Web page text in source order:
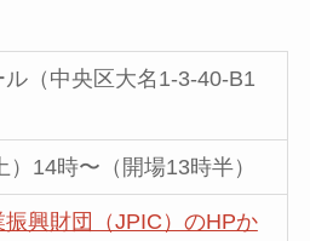
（中央区大名1-3-40-B1
）14時〜（開場13時半）
興財団（JPIC）のHPか